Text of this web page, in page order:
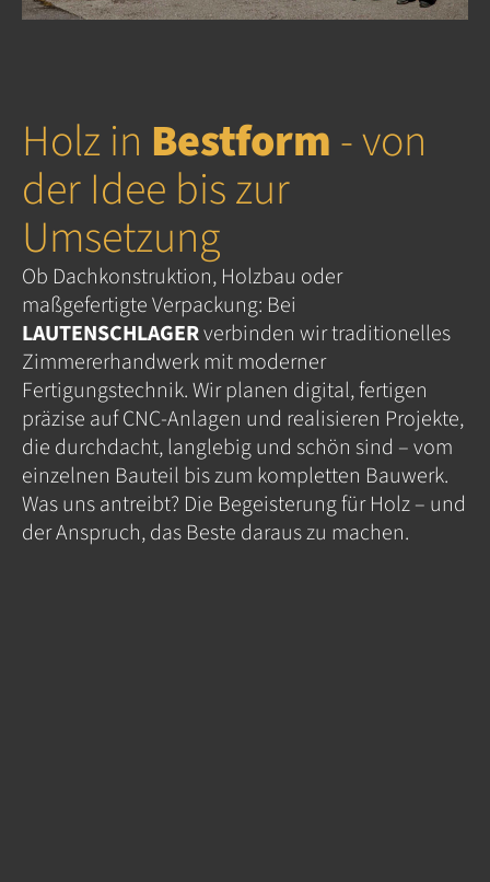
Holz in Bestform- von
der Idee bis zur
Umsetzung
Ob Dachkonstruktion, Holzbau oder
maßgefertigte Verpackung: Bei
LAUTENSCHLAGERverbinden wir traditionelles
Zimmererhandwerk mit moderner
Fertigungstechnik. Wir planen digital, fertigen
präzise auf CNC-Anlagen und realisieren Projekte,
die durchdacht, langlebig und schön sind – vom
einzelnen Bauteil bis zum kompletten Bauwerk.
Was uns antreibt? Die Begeisterung für Holz – und
der Anspruch, das Beste daraus zu machen.